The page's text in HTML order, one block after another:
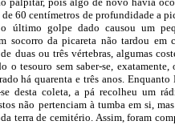
de 60 centímetros de profundidade a
último golpe dado causou um
socorro da picareta não tardou em
duas ou três vértebras, algumas
o tesouro sem saber-se, exatamente,
há quarenta e três anos. Enquanto
desta coleta, a pá recolheu um
não pertenciam à tumba em si,
terra de cemitério. Assim, foram